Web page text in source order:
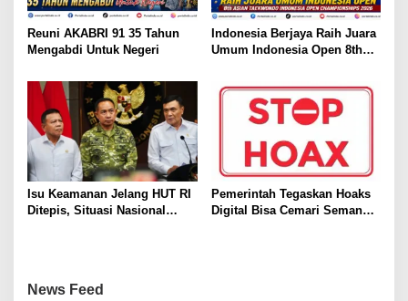
Reuni AKABRI 91 35 Tahun
Mengabdi Untuk Negeri
Indonesia Berjaya Raih Juara
Umum Indonesia Open 8th
Isu Keamanan Jelang HUT RI
Ditepis, Situasi Nasional
Pemerintah Tegaskan Hoaks
Digital Bisa Cemari Semangat
News Feed